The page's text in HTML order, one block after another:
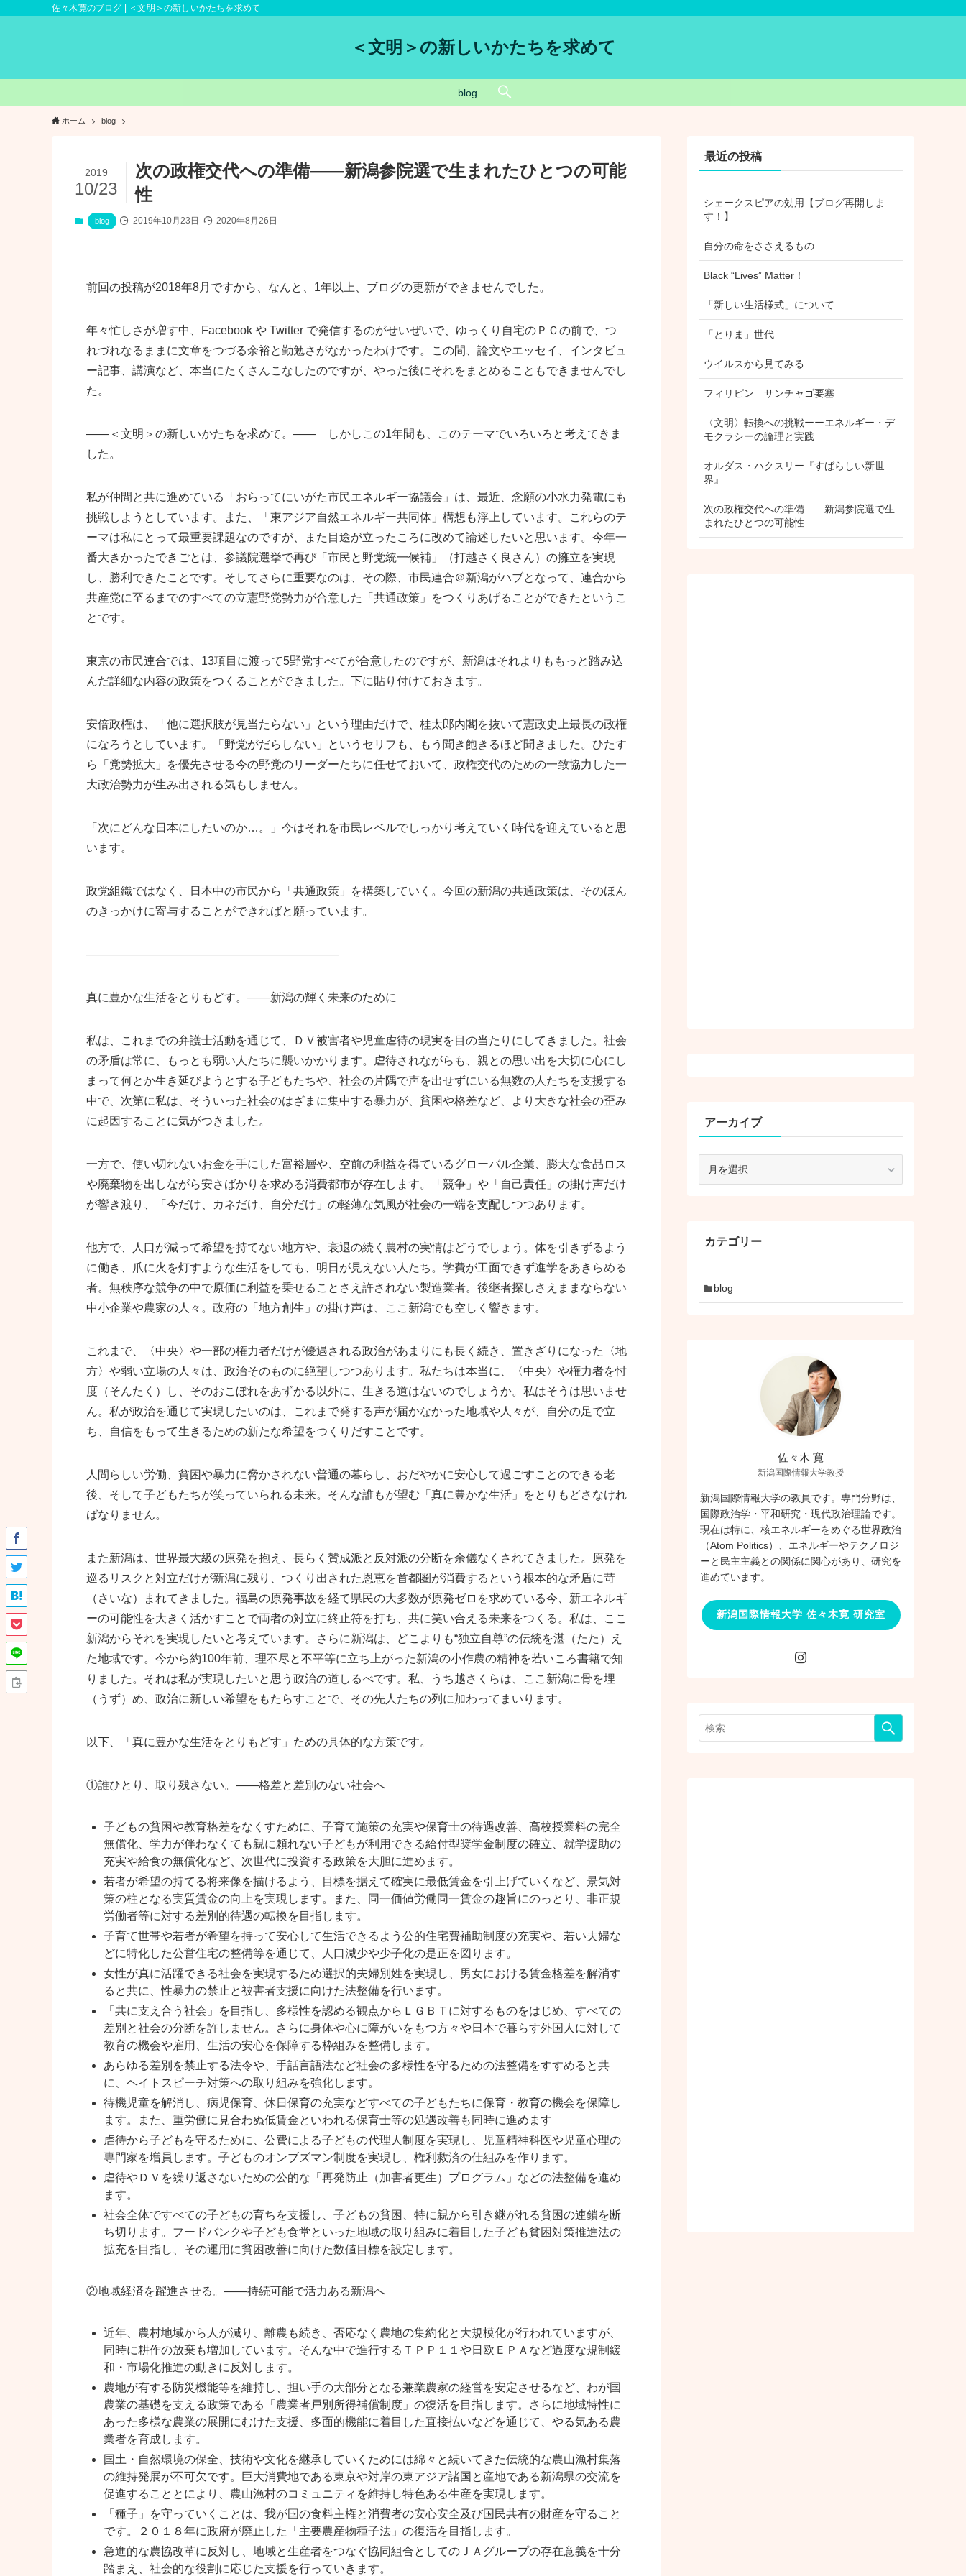
佐々木寛のブログ | ＜文明＞の新しいかたちを求めて
＜文明＞の新しいかたちを求めて
blog
ホーム blog
次の政権交代への準備――新潟参院選で生まれたひとつの可能
性
2019
10/23
blog 2019年10月23日 2020年8月26日
前回の投稿が2018年8月ですから、なんと、1年以上、ブログの更新ができませんでした。
年々忙しさが増す中、Facebook や Twitter で発信するのがせいぜいで、ゆっくり自宅のＰＣの前で、つ
れづれなるままに文章をつづる余裕と勤勉さがなかったわけです。この間、論文やエッセイ、インタビュ
ー記事、講演など、本当にたくさんこなしたのですが、やった後にそれをまとめることもできませんでし
た。
――＜文明＞の新しいかたちを求めて。―― しかしこの1年間も、このテーマでいろいろと考えてきま
した。
私が仲間と共に進めている「おらってにいがた市民エネルギー協議会」は、最近、念願の小水力発電にも
挑戦しようとしています。また、「東アジア自然エネルギー共同体」構想も浮上しています。これらのテ
ーマは私にとって最重要課題なのですが、また目途が立ったころに改めて論述したいと思います。今年一
番大きかったできごとは、参議院選挙で再び「市民と野党統一候補」（打越さく良さん）の擁立を実現
し、勝利できたことです。そしてさらに重要なのは、その際、市民連合＠新潟がハブとなって、連合から
共産党に至るまでのすべての立憲野党勢力が合意した「共通政策」をつくりあげることができたというこ
とです。
東京の市民連合では、13項目に渡って5野党すべてが合意したのですが、新潟はそれよりももっと踏み込
んだ詳細な内容の政策をつくることができました。下に貼り付けておきます。
安倍政権は、「他に選択肢が見当たらない」という理由だけで、桂太郎内閣を抜いて憲政史上最長の政権
になろうとしています。「野党がだらしない」というセリフも、もう聞き飽きるほど聞きました。ひたす
ら「党勢拡大」を優先させる今の野党のリーダーたちに任せておいて、政権交代のための一致協力した一
大政治勢力が生み出される気もしません。
「次にどんな日本にしたいのか…。」今はそれを市民レベルでしっかり考えていく時代を迎えていると思
います。
政党組織ではなく、日本中の市民から「共通政策」を構築していく。今回の新潟の共通政策は、そのほん
のきっかけに寄与することができればと願っています。
——————————————————————
真に豊かな生活をとりもどす。――新潟の輝く未来のために
私は、これまでの弁護士活動を通じて、ＤＶ被害者や児童虐待の現実を目の当たりにしてきました。社会
の矛盾は常に、もっとも弱い人たちに襲いかかります。虐待されながらも、親との思い出を大切に心にし
まって何とか生き延びようとする子どもたちや、社会の片隅で声を出せずにいる無数の人たちを支援する
中で、次第に私は、そういった社会のはざまに集中する暴力が、貧困や格差など、より大きな社会の歪み
に起因することに気がつきました。
一方で、使い切れないお金を手にした富裕層や、空前の利益を得ているグローバル企業、膨大な食品ロス
や廃棄物を出しながら安さばかりを求める消費都市が存在します。「競争」や「自己責任」の掛け声だけ
が響き渡り、「今だけ、カネだけ、自分だけ」の軽薄な気風が社会の一端を支配しつつあります。
他方で、人口が減って希望を持てない地方や、衰退の続く農村の実情はどうでしょう。体を引きずるよう
に働き、爪に火を灯すような生活をしても、明日が見えない人たち。学費が工面できず進学をあきらめる
者。無秩序な競争の中で原価に利益を乗せることさえ許されない製造業者。後継者探しさえままならない
中小企業や農家の人々。政府の「地方創生」の掛け声は、ここ新潟でも空しく響きます。
これまで、〈中央〉や一部の権力者だけが優遇される政治があまりにも長く続き、置きざりになった〈地
方〉や弱い立場の人々は、政治そのものに絶望しつつあります。私たちは本当に、〈中央〉や権力者を忖
度（そんたく）し、そのおこぼれをあずかる以外に、生きる道はないのでしょうか。私はそうは思いませ
ん。私が政治を通じて実現したいのは、これまで発する声が届かなかった地域や人々が、自分の足で立
ち、自信をもって生きるための新たな希望をつくりだすことです。
人間らしい労働、貧困や暴力に脅かされない普通の暮らし、おだやかに安心して過ごすことのできる老
後、そして子どもたちが笑っていられる未来。そんな誰もが望む「真に豊かな生活」をとりもどさなけれ
ばなりません。
また新潟は、世界最大級の原発を抱え、長らく賛成派と反対派の分断を余儀なくされてきました。原発を
巡るリスクと対立だけが新潟に残り、つくり出された恩恵を首都圏が消費するという根本的な矛盾に苛
（さいな）まれてきました。福島の原発事故を経て県民の大多数が原発ゼロを求めている今、新エネルギ
ーの可能性を大きく活かすことで両者の対立に終止符を打ち、共に笑い合える未来をつくる。私は、ここ
新潟からそれを実現したいと考えています。さらに新潟は、どこよりも“独立自尊”の伝統を湛（たた）え
た地域です。今から約100年前、理不尽と不平等に立ち上がった新潟の小作農の精神を若いころ書籍で知
りました。それは私が実現したいと思う政治の道しるべです。私、うち越さくらは、ここ新潟に骨を埋
（うず）め、政治に新しい希望をもたらすことで、その先人たちの列に加わってまいります。
以下、「真に豊かな生活をとりもどす」ための具体的な方策です。
①誰ひとり、取り残さない。――格差と差別のない社会へ
子どもの貧困や教育格差をなくすために、子育て施策の充実や保育士の待遇改善、高校授業料の完全
無償化、学力が伴わなくても親に頼れない子どもが利用できる給付型奨学金制度の確立、就学援助の
充実や給食の無償化など、次世代に投資する政策を大胆に進めます。
若者が希望の持てる将来像を描けるよう、目標を据えて確実に最低賃金を引上げていくなど、景気対
策の柱となる実質賃金の向上を実現します。また、同一価値労働同一賃金の趣旨にのっとり、非正規
労働者等に対する差別的待遇の転換を目指します。
子育て世帯や若者が希望を持って安心して生活できるよう公的住宅費補助制度の充実や、若い夫婦な
どに特化した公営住宅の整備等を通じて、人口減少や少子化の是正を図ります。
女性が真に活躍できる社会を実現するため選択的夫婦別姓を実現し、男女における賃金格差を解消す
ると共に、性暴力の禁止と被害者支援に向けた法整備を行います。
「共に支え合う社会」を目指し、多様性を認める観点からＬＧＢＴに対するものをはじめ、すべての
差別と社会の分断を許しません。さらに身体や心に障がいをもつ方々や日本で暮らす外国人に対して
教育の機会や雇用、生活の安心を保障する枠組みを整備します。
あらゆる差別を禁止する法令や、手話言語法など社会の多様性を守るための法整備をすすめると共
に、ヘイトスピーチ対策への取り組みを強化します。
待機児童を解消し、病児保育、休日保育の充実などすべての子どもたちに保育・教育の機会を保障し
ます。また、重労働に見合わぬ低賃金といわれる保育士等の処遇改善も同時に進めます
虐待から子どもを守るために、公費による子どもの代理人制度を実現し、児童精神科医や児童心理の
専門家を増員します。子どものオンブズマン制度を実現し、権利救済の仕組みを作ります。
虐待やＤＶを繰り返さないための公的な「再発防止（加害者更生）プログラム」などの法整備を進め
ます。
社会全体ですべての子どもの育ちを支援し、子どもの貧困、特に親から引き継がれる貧困の連鎖を断
ち切ります。フードバンクや子ども食堂といった地域の取り組みに着目した子ども貧困対策推進法の
拡充を目指し、その運用に貧困改善に向けた数値目標を設定します。
②地域経済を躍進させる。――持続可能で活力ある新潟へ
近年、農村地域から人が減り、離農も続き、否応なく農地の集約化と大規模化が行われていますが、
同時に耕作の放棄も増加しています。そんな中で進行するＴＰＰ１１や日欧ＥＰＡなど過度な規制緩
和・市場化推進の動きに反対します。
農地が有する防災機能等を維持し、担い手の大部分となる兼業農家の経営を安定させるなど、わが国
農業の基礎を支える政策である「農業者戸別所得補償制度」の復活を目指します。さらに地域特性に
あった多様な農業の展開にむけた支援、多面的機能に着目した直接払いなどを通じて、やる気ある農
業者を育成します。
国土・自然環境の保全、技術や文化を継承していくためには綿々と続いてきた伝統的な農山漁村集落
の維持発展が不可欠です。巨大消費地である東京や対岸の東アジア諸国と産地である新潟県の交流を
促進することとにより、農山漁村のコミュニティを維持し特色ある生産を実現します。
「種子」を守っていくことは、我が国の食料主権と消費者の安心安全及び国民共有の財産を守ること
です。２０１８年に政府が廃止した「主要農産物種子法」の復活を目指します。
急進的な農協改革に反対し、地域と生産者をつなぐ協同組合としてのＪＡグループの存在意義を十分
踏まえ、社会的な役割に応じた支援を行っていきます。
最近の投稿
シェークスピアの効用【ブログ再開しま
す！】
自分の命をささえるもの
Black “Lives” Matter！
「新しい生活様式」について
「とりま」世代
ウイルスから見てみる
フィリピン サンチャゴ要塞
〈文明〉転換への挑戦ーーエネルギー・デ
モクラシーの論理と実践
オルダス・ハクスリー『すばらしい新世
界』
次の政権交代への準備――新潟参院選で生
まれたひとつの可能性
アーカイブ
カテゴリー
blog
佐々木 寛
新潟国際情報大学教授
新潟国際情報大学の教員です。専門分野は、
国際政治学・平和研究・現代政治理論です。
現在は特に、核エネルギーをめぐる世界政治
（Atom Politics）、エネルギーやテクノロジ
ーと民主主義との関係に関心があり、研究を
進めています。
新潟国際情報大学 佐々木寛 研究室